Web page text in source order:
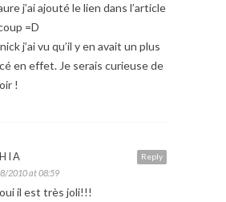
j’ai ajouté le lien dans l’article
=D
j’ai vu qu’il y en avait un plus
en effet. Je serais curieuse de
!
Reply
2010 at 08:59
il est très joli!!!